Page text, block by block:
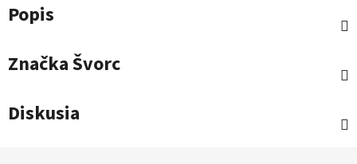
Popis
ZnačkaŠvorc
Diskusia